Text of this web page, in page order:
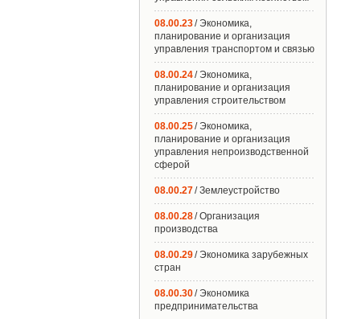
08.00.23/ Экономика,
планирование и организация
управления транспортом и связью
08.00.24/ Экономика,
планирование и организация
управления строительством
08.00.25/ Экономика,
планирование и организация
управления непроизводственной
сферой
08.00.27/ Землеустройство
08.00.28/ Организация
производства
08.00.29/ Экономика зарубежных
стран
08.00.30/ Экономика
предпринимательства